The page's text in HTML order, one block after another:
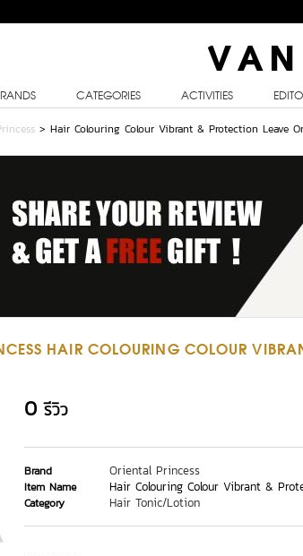
CATEGORIES ACTIVITIES
> Hair Colouring Colour Vibrant & Protection Leave
HAIR COLOURING COLOUR
0 รีวิว
Brand Oriental Princess
Item Name Hair Colouring Colour Vibrant &
Category Hair Tonic/Lotion